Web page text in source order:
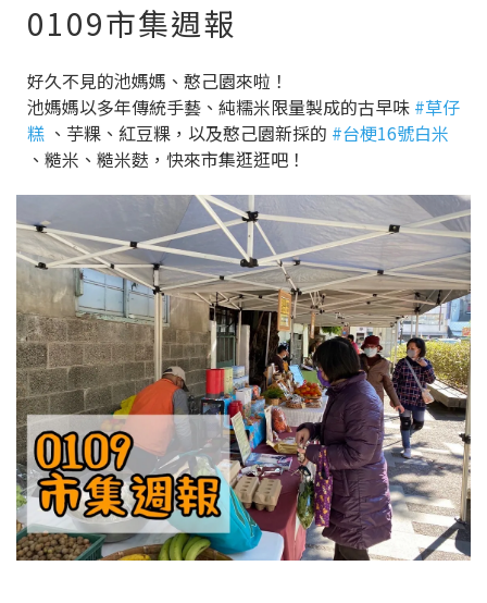
0109市集週報
好久不見的池媽媽、憨己園來啦！
池媽媽以多年傳統手藝、純糯米限量製成的古早味 #草仔
糕 、芋粿、紅豆粿，以及憨己園新採的 #台梗16號白米
、糙米、糙米麩，快來市集逛逛吧！